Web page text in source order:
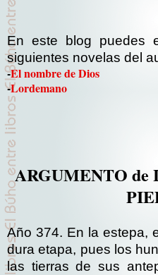
En este blog puedes
siguientes novelas del
-El nombre de Dios
-Lordemano
ARGUMENTO de
Año 374. En la estepa,
dura etapa, pues los
las tierras de sus